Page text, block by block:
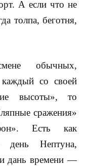
А если что не
толпа, беготня,
обычных,
каждый со своей
высоты», то
сражения»
Есть как
день Нептуна,
и дань времени —